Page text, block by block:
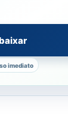
imediato